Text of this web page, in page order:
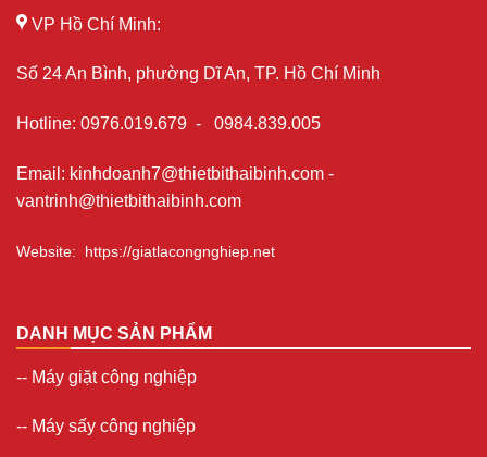
VP Hồ Chí Minh:
Số 24 An Bình, phường Dĩ An, TP. Hồ Chí Minh
Hotline: 0976.019.679 - 0984.839.005
Email : kinhdoanh7@thietbithaibinh.com -
vantrinh@thietbithaibinh.com
Website: https://giatlacongnghiep.net
DANH MỤC SẢN PHẨM
-- Máy giặt công nghiệp
-- Máy sấy công nghiệp